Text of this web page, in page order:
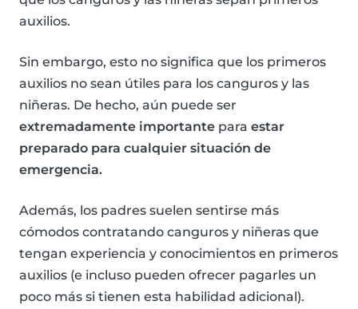
auxilios.
Sin embargo, esto no significa que los primeros
auxilios no sean útiles para los canguros y las
niñeras. De hecho, aún puede ser
extremadamente importante para estar
preparado para cualquier situación de
emergencia.
Además, los padres suelen sentirse más
cómodos contratando canguros y niñeras que
tengan experiencia y conocimientos en primeros
auxilios (e incluso pueden ofrecer pagarles un
poco más si tienen esta habilidad adicional).